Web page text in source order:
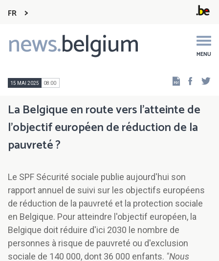
FR
news.belgium MENU
Main
navigation
15 MAI 2025 08:00
La Belgique en route vers l'atteinte de
l'objectif européen de réduction de la
pauvreté ?
Le SPF Sécurité sociale publie aujourd'hui son
rapport annuel de suivi sur les objectifs européens
de réduction de la pauvreté et la protection sociale
en Belgique. Pour atteindre l'objectif européen, la
Belgique doit réduire d'ici 2030 le nombre de
personnes à risque de pauvreté ou d'exclusion
sociale de 140 000, dont 36 000 enfants. "Nous